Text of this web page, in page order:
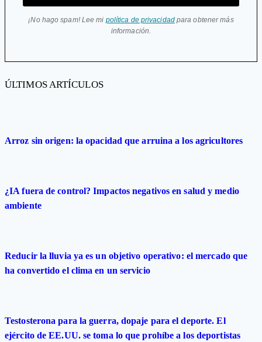
¡No hago spam! Lee mi política de privacidadpara obtener más
información.
ÚLTIMOS ARTÍCULOS
Arroz sin origen: la opacidad que arruina a los agricultores
¿IA fuera de control? Impactos negativos en salud y medio
ambiente
Reducir la lluvia ya es un objetivo operativo: el mercado que
ha convertido el clima en un servicio
Testosterona para la guerra, dopaje para el deporte. El
ejército de EE.UU. se toma lo que prohíbe a los deportistas